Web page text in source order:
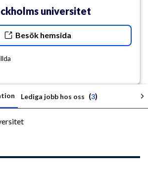
universitet
Besök hemsida
Följ arbetsgivaren
Lediga jobb hos oss (3)